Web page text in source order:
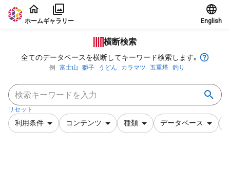
本文に飛ぶ
ホームギャラリー English
横断検索
全てのデータベースを横断してキーワード検索します。
例 富士山 獅子 うどん カラマツ 五重塔 釣り
リセット
利用条件 コンテンツ 種類 データベース